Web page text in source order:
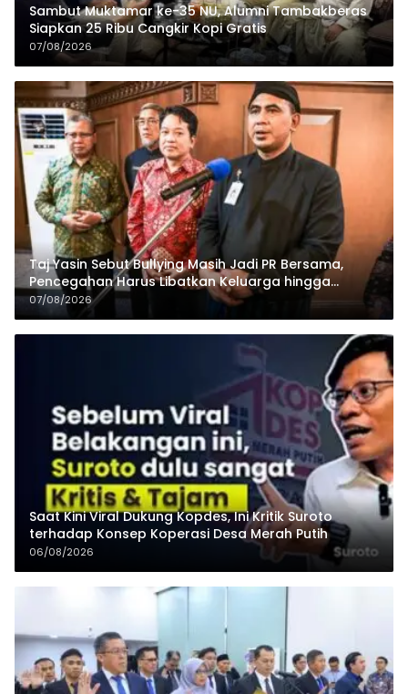
Sambut Muktamar ke-35 NU, Alumni Tambakberas
Siapkan 25 Ribu Cangkir Kopi Gratis
07/08/2026
Taj Yasin Sebut Bullying Masih Jadi PR Bersama,
Pencegahan Harus Libatkan Keluarga hingga
Pesantren
07/08/2026
Saat Kini Viral Dukung Kopdes, Ini Kritik Suroto
terhadap Konsep Koperasi Desa Merah Putih
06/08/2026